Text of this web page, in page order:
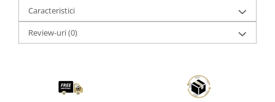
Caracteristici
Review-uri(0)